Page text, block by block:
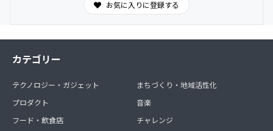
お気に入りに登録する
カテゴリー
テクノロジー・ガジェット
プロダクト
フード・飲食店
まちづくり・地域活性化
音楽
チャレンジ